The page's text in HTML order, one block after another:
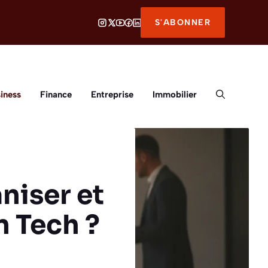
S'ABONNER
Finance Entreprise Immobilier
et
Tech ?